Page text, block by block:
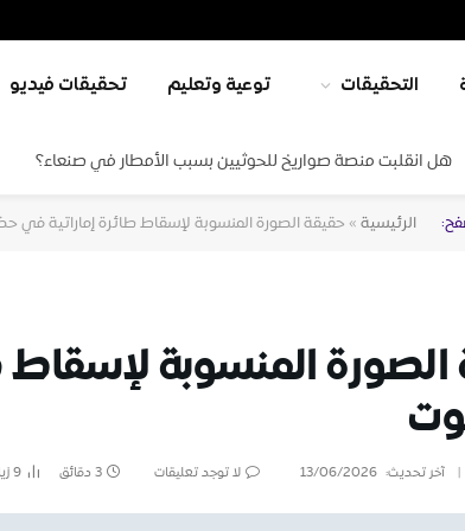
التحقيقات توعية وتعليم تحقيقات فيديو
هل انقلبت منصة صواريخ للحوثيين بسبب الأمطار في صنعاء؟
الرئيسية» حقيقة الصورة المنسوبة لإسقاط طائرة إماراتية في
المنسوبة لإسقاط
آخر تحديث: 13/06/2026 لا توجد تعليقات 3 دقائق 9